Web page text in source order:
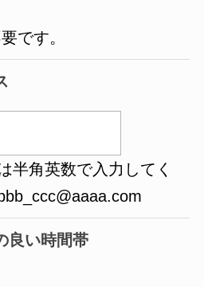
です。
半角英数で入力してく
良い時間帯